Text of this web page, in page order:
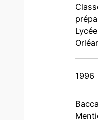
1996